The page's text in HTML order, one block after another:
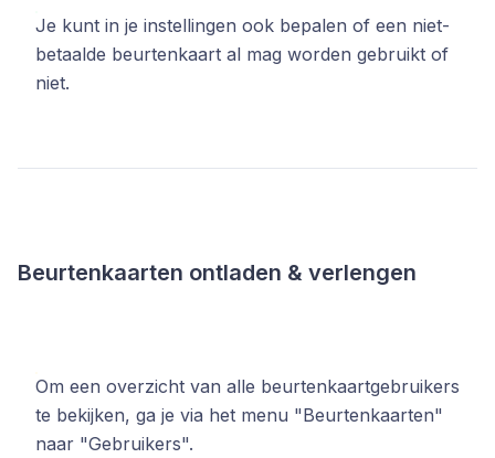
Je kunt in je instellingen ook bepalen of een niet-
betaalde beurtenkaart al mag worden gebruikt of
niet.
Beurtenkaarten ontladen & verlengen
Om een overzicht van alle beurtenkaartgebruikers
te bekijken, ga je via het menu "Beurtenkaarten"
naar "Gebruikers".